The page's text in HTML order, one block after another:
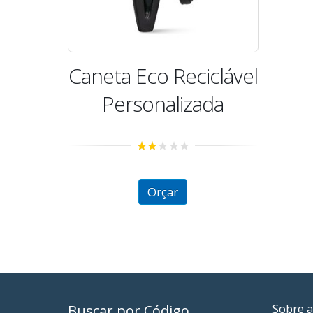
Caneta Eco Reciclável
Personalizada
of 5
Orçar
Sobre